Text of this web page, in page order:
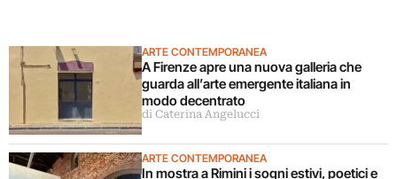
ARTE CONTEMPORANEA
A Firenze apre una nuova galleria che
guarda all’arte emergente italiana in
modo decentrato
di Caterina Angelucci
ARTE CONTEMPORANEA
In mostra a Rimini i sogni estivi, poetici e